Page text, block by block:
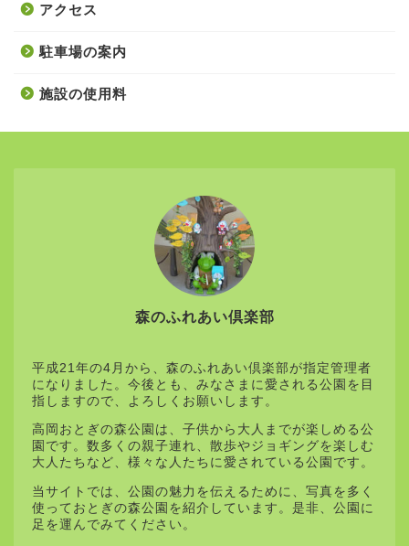
アクセス
駐車場の案内
施設の使用料
森のふれあい倶楽部
平成21年の4月から、森のふれあい倶楽部が指定管理者
になりました。今後とも、みなさまに愛される公園を目
指しますので、よろしくお願いします。
高岡おとぎの森公園は、子供から大人までが楽しめる公
園です。数多くの親子連れ、散歩やジョギングを楽しむ
大人たちなど、様々な人たちに愛されている公園です。
当サイトでは、公園の魅力を伝えるために、写真を多く
使っておとぎの森公園を紹介しています。是非、公園に
足を運んでみてください。